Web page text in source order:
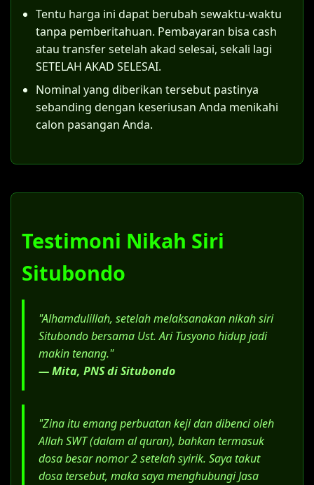
ke Pengadilan Agama di wilayah Situbondo.
Sebagai contoh, di Pengadilan Agama
Situbondo, pemohon harus mempersiapkan
dokumen-dokumen berikut:
Surat permohonan yang ditujukan
kepada Ketua Pengadilan Agama
Situbondo.
Keluarga kedua pemohon.
Dokumen pendukung status saat
Surat konfirmasi dari KUA bahwa
pernikahan belum terdaftar.
Surat Kuasa Khusus, jika menggunakan
jasa advokat.
Tentu harga ini dapat berubah sewaktu-waktu
tanpa pemberitahuan. Pembayaran bisa cash
atau transfer setelah akad selesai, sekali lagi
SETELAH AKAD SELESAI.
Nominal yang diberikan tersebut pastinya
sebanding dengan keseriusan Anda menikahi
calon pasangan Anda.
Testimoni Nikah Siri
Situbondo
"Alhamdulillah, setelah melaksanakan nikah siri
Situbondo bersama Ust. Ari Tusyono hidup jadi
makin tenang."
— Mita, PNS di Situbondo
"Zina itu emang perbuatan keji dan dibenci oleh
Allah SWT (dalam al quran), bahkan termasuk
dosa besar nomor 2 setelah syirik. Saya takut
dosa tersebut, maka saya menghubungi Jasa